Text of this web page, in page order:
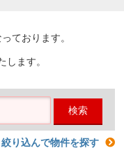
ております。
します。
検索
絞り込んで物件を探す